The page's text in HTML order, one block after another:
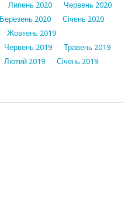
Липень 2020
Червень 2020
Березень 2020
Січень 2020
Жовтень 2019
Червень 2019
Травень 2019
Лютий 2019
Січень 2019